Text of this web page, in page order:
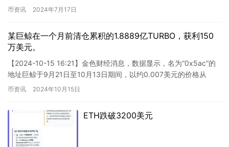
推出第四个NFT系列。…
币资讯 2024年7月17日
某巨鲸在一个月前清仓累积的1.8889亿TURBO，获利150
万美元。
【2024-10-15 16:21】金色财经消息，数据显示，名为“0x5ac”的
地址巨鲸于9月21日至10月13日期间，以约0.007美元的价格从
Binance提取了1.8889亿…
币资讯 2024年10月15日
ETH跌破3200美元